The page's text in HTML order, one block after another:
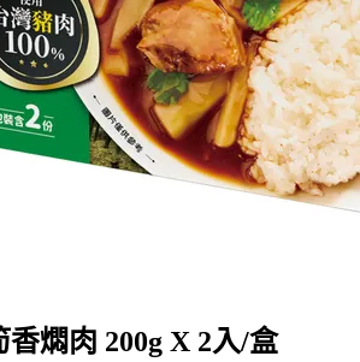
燜肉 200g X 2入/盒